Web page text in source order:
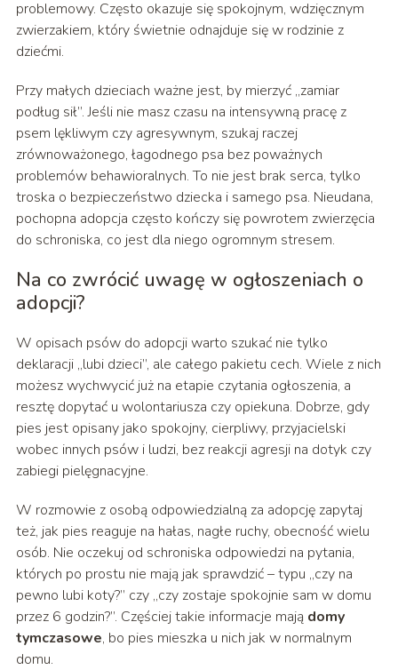
problemowy. Często okazuje się spokojnym, wdzięcznym
zwierzakiem, który świetnie odnajduje się w rodzinie z
dziećmi.
Przy małych dzieciach ważne jest, by mierzyć „zamiar
podług sił”. Jeśli nie masz czasu na intensywną pracę z
psem lękliwym czy agresywnym, szukaj raczej
zrównoważonego, łagodnego psa bez poważnych
problemów behawioralnych. To nie jest brak serca, tylko
troska o bezpieczeństwo dziecka i samego psa. Nieudana,
pochopna adopcja często kończy się powrotem zwierzęcia
do schroniska, co jest dla niego ogromnym stresem.
Na co zwrócić uwagę w ogłoszeniach o
adopcji?
W opisach psów do adopcji warto szukać nie tylko
deklaracji „lubi dzieci”, ale całego pakietu cech. Wiele z nich
możesz wychwycić już na etapie czytania ogłoszenia, a
resztę dopytać u wolontariusza czy opiekuna. Dobrze, gdy
pies jest opisany jako spokojny, cierpliwy, przyjacielski
wobec innych psów i ludzi, bez reakcji agresji na dotyk czy
zabiegi pielęgnacyjne.
W rozmowie z osobą odpowiedzialną za adopcję zapytaj
też, jak pies reaguje na hałas, nagłe ruchy, obecność wielu
osób. Nie oczekuj od schroniska odpowiedzi na pytania,
których po prostu nie mają jak sprawdzić – typu „czy na
pewno lubi koty?” czy „czy zostaje spokojnie sam w domu
przez 6 godzin?”. Częściej takie informacje mają domy
tymczasowe, bo pies mieszka u nich jak w normalnym
domu.